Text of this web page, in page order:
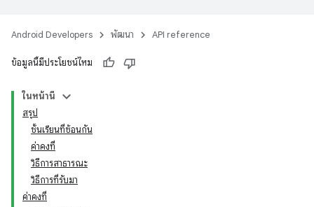
Android Developers พัฒนา API reference
ข้อมูลนี้มีประโยชน์ไหม
ในหน้านี้
สรุป
ชั้นเรียนที่ซ้อนกัน
ค่าคงที่
วิธีการสาธารณะ
วิธีการที่รับมา
ค่าคงที่